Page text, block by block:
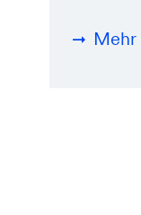
Mehr